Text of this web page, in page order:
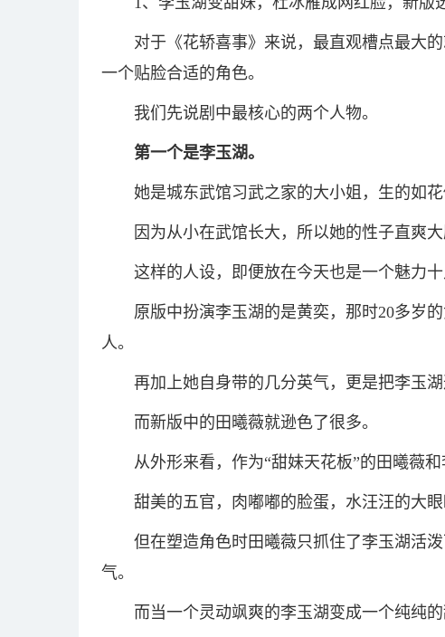
对于《花轿喜事》来说，最直观槽点最大
一个贴脸合适的角色。
我们先说剧中最核心的两个人物。
第一个是李玉湖。
她是城东武馆习武之家的大小姐，生的如花
因为从小在武馆长大，所以她的性子直爽
这样的人设，即便放在今天也是一个魅力
原版中扮演李玉湖的是黄奕，那时20多岁
人。
再加上她自身带的几分英气，更是把李玉
而新版中的田曦薇就逊色了很多。
从外形来看，作为“甜妹天花板”的田曦薇
甜美的五官，肉嘟嘟的脸蛋，水汪汪的大
但在塑造角色时田曦薇只抓住了李玉湖活
气。
而当一个灵动飒爽的李玉湖变成一个纯纯